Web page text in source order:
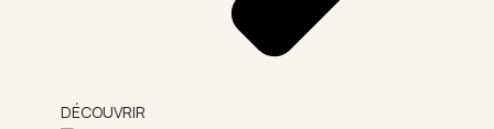
DÉCOUVRIR